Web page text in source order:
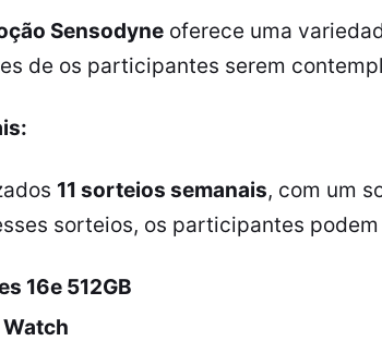
Sensodyneoferece uma
de os participantes serem
11 sorteios semanais, com um
sorteios, os participantes
16e 512GB